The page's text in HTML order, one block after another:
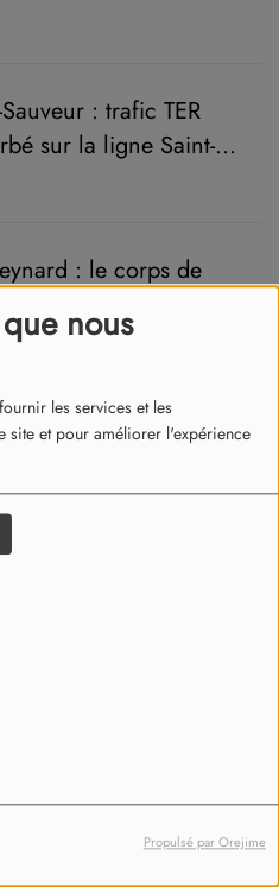
nous
les services et les
site et pour améliorer l'expérience
Propulsé par Orejime
: trafic TER
Saint-
: le corps de
de Fontainebleau :
à Bernin
d'un restaurant